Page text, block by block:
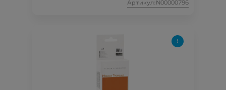
Артикул:N00000796